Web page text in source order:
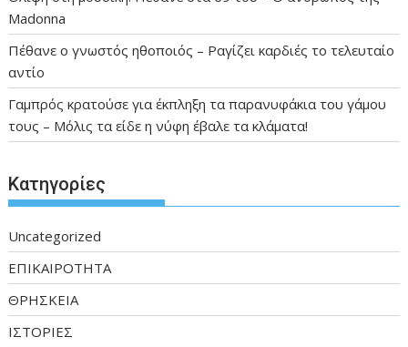
Madonna
Πέθανε ο γνωστός ηθοποιός – Ραγίζει καρδιές το τελευταίο
αντίο
Γαμπρός κρατούσε για έκπληξη τα παρανυφάκια του γάμου
τους – Μόλις τα είδε η νύφη έβαλε τα κλάματα!
Kατηγορίες
Uncategorized
ΕΠΙΚΑΙΡΟΤΗΤΑ
ΘΡΗΣΚΕΙΑ
ΙΣΤΟΡΙΕΣ